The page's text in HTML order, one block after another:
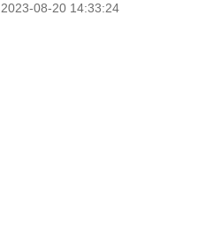
2023-08-20 14:33:24